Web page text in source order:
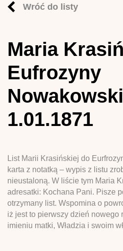
Wróć do listy
Maria
Eufrozyny
1.01.1871
List Marii Krasińskiej do
karta z notatką – wypis z listu
nieustaloną. W liście tym Maria
adresatki: Kochana Pani. Pisze
otrzymany list. Wspomina o
iż jest to pierwszy dzień nowego
imieniu matki, Władzia i swoim